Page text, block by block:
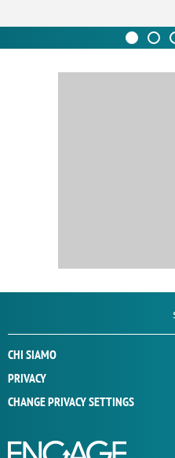
CHI SIAMO
PRIVACY
CHANGE PRIVACY SETTINGS